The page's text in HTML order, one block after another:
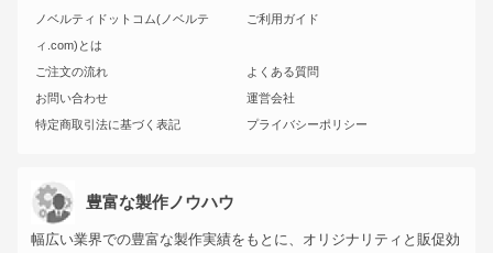
ノベルティドットコム(ノベルテ
ィ.com)とは
ご利用ガイド
ご注文の流れ
よくある質問
お問い合わせ
運営会社
特定商取引法に基づく表記
プライバシーポリシー
豊富な製作ノウハウ
幅広い業界での豊富な製作実績をもとに、オリジナリティと販促効